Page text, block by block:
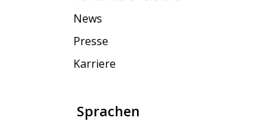
News
Presse
Karriere
Sprachen